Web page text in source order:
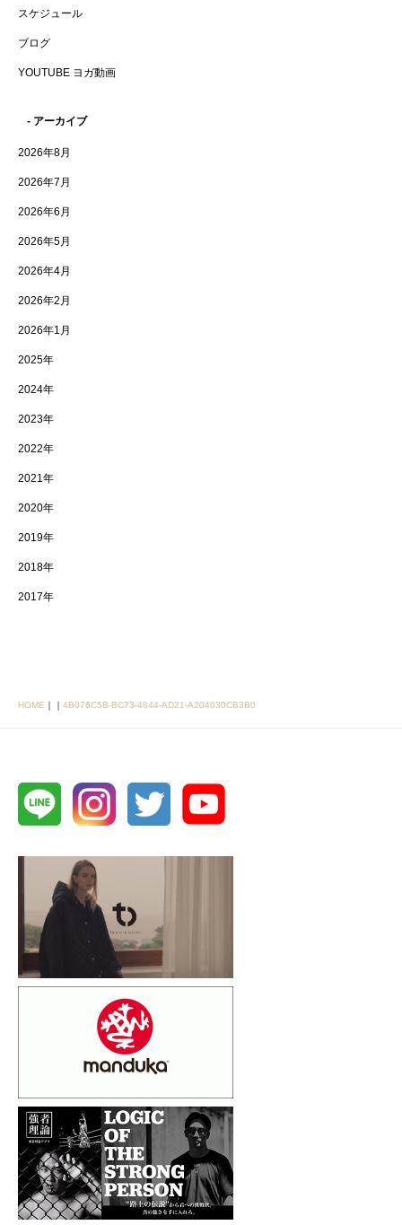
スケジュール
ブログ
YOUTUBE ヨガ動画
- アーカイブ
2026年8月
2026年7月
2026年6月
2026年5月
2026年4月
2026年2月
2026年1月
2025年
2024年
2023年
2022年
2021年
2020年
2019年
2018年
2017年
HOME ｜ ｜ 4B076C5B-BC73-4844-AD21-A204030CB3B0